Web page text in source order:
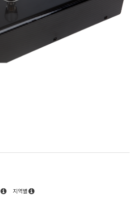
지역별